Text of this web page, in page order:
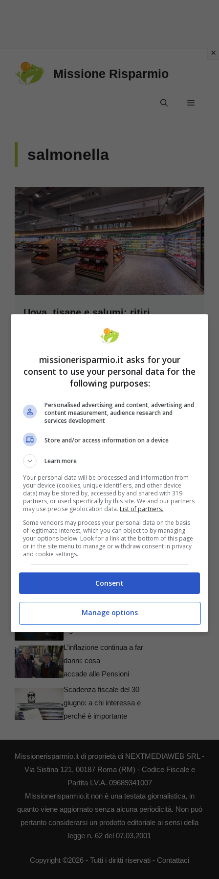
Missione Risparmio
Menu
salmonella
Uova, tisane e salumi: ritiri
d’urgenza dal commercio
Sono stati ritirati dal commercio tutta una serie
di prodotti di comune utilizzo dei consumatori
...Leggi tutto
21 Novembre 2021
Articoli recenti
Pensioni, come calcolare i
prossimi aumenti
Rottamazione fiscale,
attenzione al modulo da
usare
Passaporti, come devi
sapere quest’anno prima di
Pensioni d’invalidità, a
L’inflazione continua a far
danni: cosa
accade alle Pensioni
Scadenza fiscale del 30
giugno: a chi interessa e
perché è importante
Missionerisparmio.it di proprietà di NEXTMEDIAWEB SRL -
Via Sistina 121, 00187 Roma (RM) - Codice Fiscale e
Partita I.V.A. 09689341007
Missionerisparmio.it non è una testata giornalistica, in
quanto viene aggiornato senza alcuna periodicità. Non può
pertanto considerarsi un prodotto editoriale ai sensi della
legge n. 62 del 07.03.2001
Copyright ©2026 - Tutti i diritti riservati - Contattaci
missionerisparmio.it asks for your
consent to use your personal data for the
following purposes:
Personalised advertising and content, advertising and
content measurement, audience research and
services development
Store and/or access information on a device
Learn more
Your personal data will be processed and information from
your device (cookies, unique identifiers, and other device
data) may be stored by, accessed by and shared with 319
partners, or used specifically by this site. We and our partners
may use precise geolocation data. List of partners.
Some vendors may process your personal data on the basis
of legitimate interest, which you can object to by managing
your options below. Look for a link at the bottom of this page
or in the site menu to manage or withdraw consent in privacy
and cookie settings.
Consent
Manage options